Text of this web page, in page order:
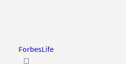
ForbesLife